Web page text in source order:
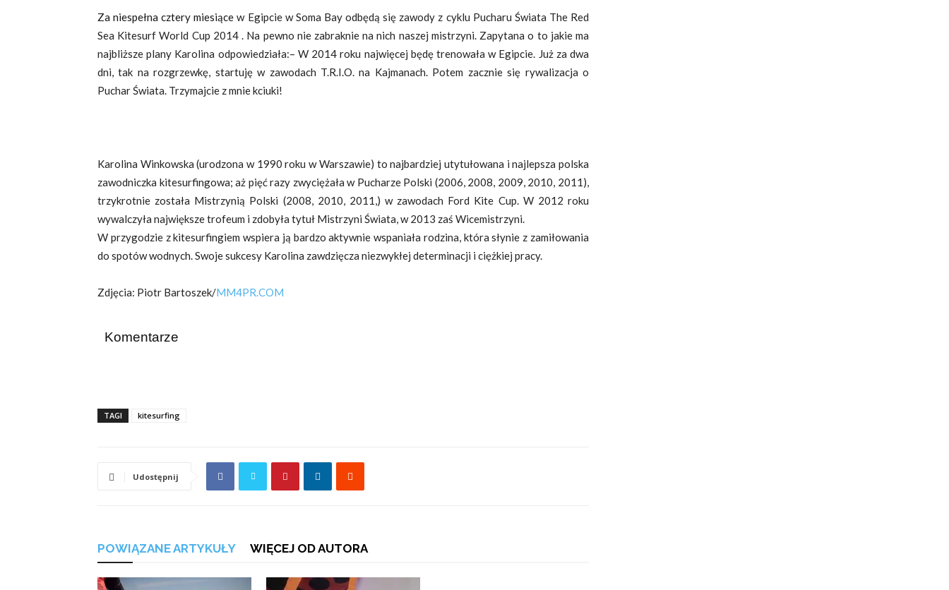
Za niespełna cztery miesiące w Egipcie w Soma Bay odbędą się zawody z cyklu Pucharu Świata The Red
Sea Kitesurf World Cup 2014 . Na pewno nie zabraknie na nich naszej mistrzyni. Zapytana o to jakie ma
najbliższe plany Karolina odpowiedziała:– W 2014 roku najwięcej będę trenowała w Egipcie. Już za dwa
dni, tak na rozgrzewkę, startuję w zawodach T.R.I.O. na Kajmanach. Potem zacznie się rywalizacja o
Puchar Świata. Trzymajcie z mnie kciuki!
Karolina Winkowska (urodzona w 1990 roku w Warszawie) to najbardziej utytułowana i najlepsza polska
zawodniczka kitesurfingowa; aż pięć razy zwyciężała w Pucharze Polski (2006, 2008, 2009, 2010, 2011),
trzykrotnie została Mistrzynią Polski (2008, 2010, 2011,) w zawodach Ford Kite Cup. W 2012 roku
wywalczyła największe trofeum i zdobyła tytuł Mistrzyni Świata, w 2013 zaś Wicemistrzyni.
W przygodzie z kitesurfingiem wspiera ją bardzo aktywnie wspaniała rodzina, która słynie z zamiłowania
do spotów wodnych. Swoje sukcesy Karolina zawdzięcza niezwykłej determinacji i ciężkiej pracy.
Zdjęcia: Piotr Bartoszek/MM4PR.COM
Komentarze
TAGI kitesurfing
Udostępnij
POWIĄZANE ARTYKUŁY WIĘCEJ OD AUTORA